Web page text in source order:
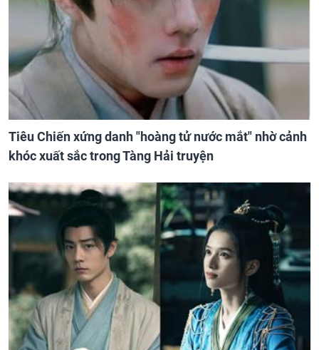
Tiêu Chiến xứng danh "hoàng tử nước mắt" nhờ cảnh
khóc xuất sắc trong Tàng Hải truyện